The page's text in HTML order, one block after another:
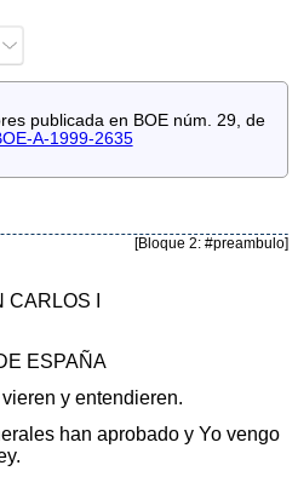
publicada en BOE núm. 29, de
A-1999-2635
[Bloque 2: #preambulo]
CARLOS I
ESPAÑA
y entendieren.
han aprobado y Yo vengo